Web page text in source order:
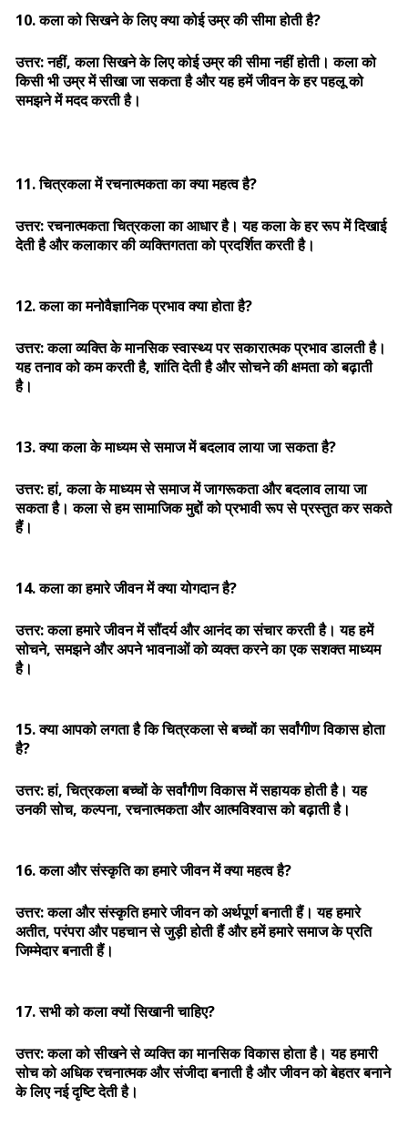
10. कला को सिखने के लिए क्या कोई उम्र की सीमा होती है?
उत्तर: नहीं, कला सिखने के लिए कोई उम्र की सीमा नहीं होती। कला को
किसी भी उम्र में सीखा जा सकता है और यह हमें जीवन के हर पहलू को
समझने में मदद करती है।
11. चित्रकला में रचनात्मकता का क्या महत्व है?
उत्तर: रचनात्मकता चित्रकला का आधार है। यह कला के हर रूप में दिखाई
देती है और कलाकार की व्यक्तिगतता को प्रदर्शित करती है।
12. कला का मनोवैज्ञानिक प्रभाव क्या होता है?
उत्तर: कला व्यक्ति के मानसिक स्वास्थ्य पर सकारात्मक प्रभाव डालती है।
यह तनाव को कम करती है, शांति देती है और सोचने की क्षमता को बढ़ाती
है।
13. क्या कला के माध्यम से समाज में बदलाव लाया जा सकता है?
उत्तर: हां, कला के माध्यम से समाज में जागरूकता और बदलाव लाया जा
सकता है। कला से हम सामाजिक मुद्दों को प्रभावी रूप से प्रस्तुत कर सकते
हैं।
14. कला का हमारे जीवन में क्या योगदान है?
उत्तर: कला हमारे जीवन में सौंदर्य और आनंद का संचार करती है। यह हमें
सोचने, समझने और अपने भावनाओं को व्यक्त करने का एक सशक्त माध्यम
है।
15. क्या आपको लगता है कि चित्रकला से बच्चों का सर्वांगीण विकास होता
है?
उत्तर: हां, चित्रकला बच्चों के सर्वांगीण विकास में सहायक होती है। यह
उनकी सोच, कल्पना, रचनात्मकता और आत्मविश्वास को बढ़ाती है।
16. कला और संस्कृति का हमारे जीवन में क्या महत्व है?
उत्तर: कला और संस्कृति हमारे जीवन को अर्थपूर्ण बनाती हैं। यह हमारे
अतीत, परंपरा और पहचान से जुड़ी होती हैं और हमें हमारे समाज के प्रति
जिम्मेदार बनाती हैं।
17. सभी को कला क्यों सिखानी चाहिए?
उत्तर: कला को सीखने से व्यक्ति का मानसिक विकास होता है। यह हमारी
सोच को अधिक रचनात्मक और संजीदा बनाती है और जीवन को बेहतर बनाने
के लिए नई दृष्टि देती है।